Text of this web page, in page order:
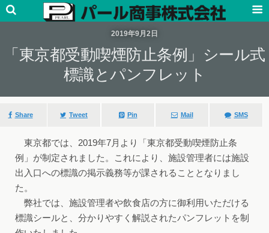
2019年9月2日
「東京都受動喫煙防止条例」シール式
標識とパンフレット
Share Tweet Pin Mail SMS
東京都では、2019年7月より「東京都受動喫煙防止条
例」が制定されました。これにより、施設管理者には施設
出入口への標識の掲示義務等が課されることとなりまし
た。
弊社では、施設管理者や飲食店の方に御利用いただける
標識シールと、分かりやすく解説されたパンフレットを制